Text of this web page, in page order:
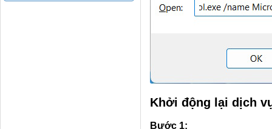
Khởi động lại dịch
Bước 1: